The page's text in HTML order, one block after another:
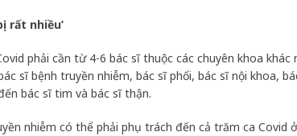
rất nhiều’
phải cần từ 4-6 bác sĩ thuộc các chuyên khoa
sĩ bệnh truyền nhiễm, bác sĩ phổi, bác sĩ nội khoa,
bác sĩ tim và bác sĩ thận.
nhiễm có thể phải phụ trách đến cả trăm ca Covid